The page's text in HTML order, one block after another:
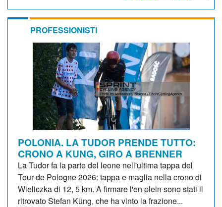
PROFESSIONISTI
POLONIA. LA TUDOR PRENDE TUTTO:
CRONO A KUNG, GIRO A BRENNER
La Tudor fa la parte del leone nell'ultima tappa del
Tour de Pologne 2026: tappa e maglia nella crono di
Wieliczka di 12, 5 km. A firmare l'en plein sono stati il
ritrovato Stefan Küng, che ha vinto la frazione...